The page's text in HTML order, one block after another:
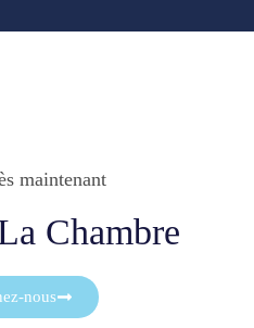
maintenant
Chambre
nous